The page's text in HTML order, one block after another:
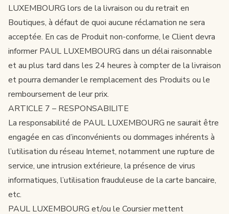
LUXEMBOURG lors de la livraison ou du retrait en
Boutiques, à défaut de quoi aucune réclamation ne sera
acceptée. En cas de Produit non-conforme, le Client devra
informer PAUL LUXEMBOURG dans un délai raisonnable
et au plus tard dans les 24 heures à compter de la livraison
et pourra demander le remplacement des Produits ou le
remboursement de leur prix.
ARTICLE 7 – RESPONSABILITE
La responsabilité de PAUL LUXEMBOURG ne saurait être
engagée en cas d’inconvénients ou dommages inhérents à
l’utilisation du réseau Internet, notamment une rupture de
service, une intrusion extérieure, la présence de virus
informatiques, l’utilisation frauduleuse de la carte bancaire,
etc.
PAUL LUXEMBOURG et/ou le Coursier mettent